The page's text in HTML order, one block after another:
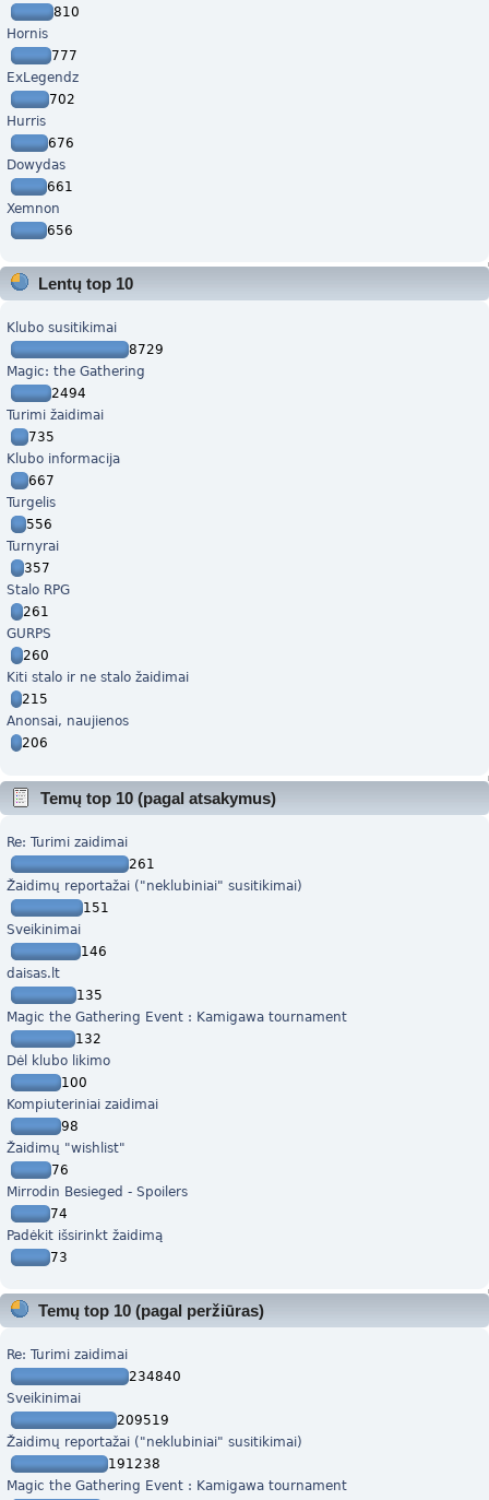
810
Hornis
777
ExLegendz
702
Hurris
676
Dowydas
661
Xemnon
656
Lentų top 10
Klubo susitikimai
8729
Magic: the Gathering
2494
Turimi žaidimai
735
Klubo informacija
667
Turgelis
556
Turnyrai
357
Stalo RPG
261
GURPS
260
Kiti stalo ir ne stalo žaidimai
215
Anonsai, naujienos
206
Temų top 10 (pagal atsakymus)
Re: Turimi zaidimai
261
Žaidimų reportažai ("neklubiniai" susitikimai)
151
Sveikinimai
146
daisas.lt
135
Magic the Gathering Event : Kamigawa tournament
132
Dėl klubo likimo
100
Kompiuteriniai zaidimai
98
Žaidimų "wishlist"
76
Mirrodin Besieged - Spoilers
74
Padėkit išsirinkt žaidimą
73
Temų top 10 (pagal peržiūras)
Re: Turimi zaidimai
234840
Sveikinimai
209519
Žaidimų reportažai ("neklubiniai" susitikimai)
191238
Magic the Gathering Event : Kamigawa tournament